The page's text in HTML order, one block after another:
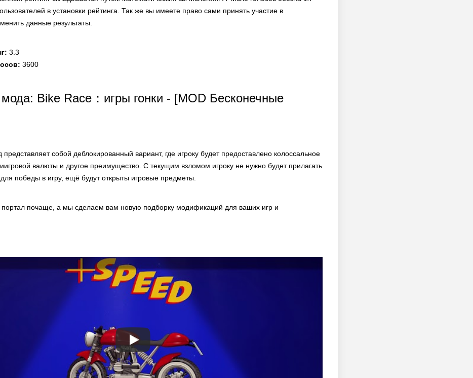
в установки рейтинга. Так же вы имеете право сами принять участие в
данные результаты.
3.3
3600
Bike Race：игры гонки - [MOD Бесконечные
собой деблокированный вариант, где игроку будет предоставлено колоссальное
валюты и другое преимущество. С текущим взломом игроку не нужно будет прилагать
победы в игру, ещё будут открыты игровые предметы.
почаще, а мы сделаем вам новую подборку модификаций для ваших игр и